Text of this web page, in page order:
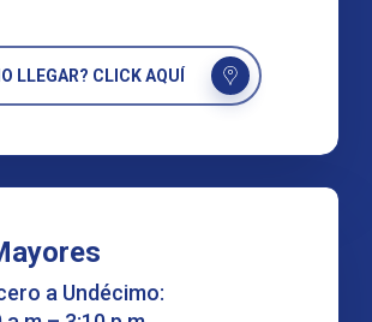
LLEGAR? CLICK AQUÍ
a Undécimo: